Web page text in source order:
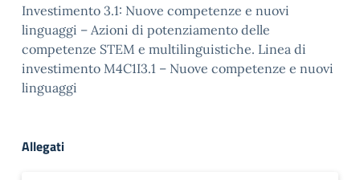
Investimento 3.1: Nuove competenze e nuovi
linguaggi – Azioni di potenziamento delle
competenze STEM e multilinguistiche. Linea di
investimento M4C1I3.1 – Nuove competenze e nuovi
linguaggi
Allegati